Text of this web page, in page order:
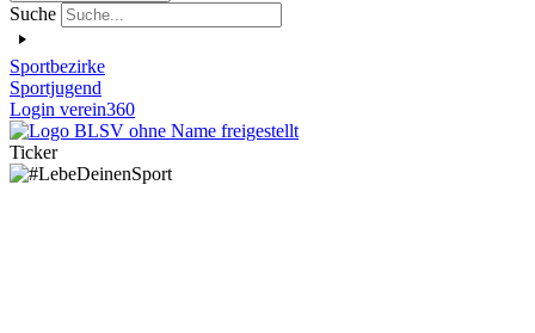
Suche
Sportbezirke
Sportjugend
Login verein360
Ticker